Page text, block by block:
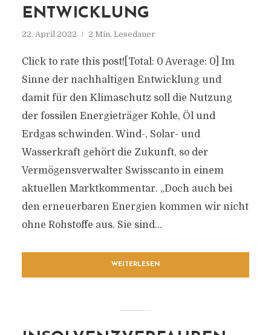
ENTWICKLUNG
22. April 2022 2 Min. Lesedauer
Click to rate this post![Total: 0 Average: 0] Im
Sinne der nachhaltigen Entwicklung und
damit für den Klimaschutz soll die Nutzung
der fossilen Energieträger Kohle, Öl und
Erdgas schwinden. Wind-, Solar- und
Wasserkraft gehört die Zukunft, so der
Vermögensverwalter Swisscanto in einem
aktuellen Marktkommentar. „Doch auch bei
den erneuerbaren Energien kommen wir nicht
ohne Rohstoffe aus. Sie sind...
WEITERLESEN